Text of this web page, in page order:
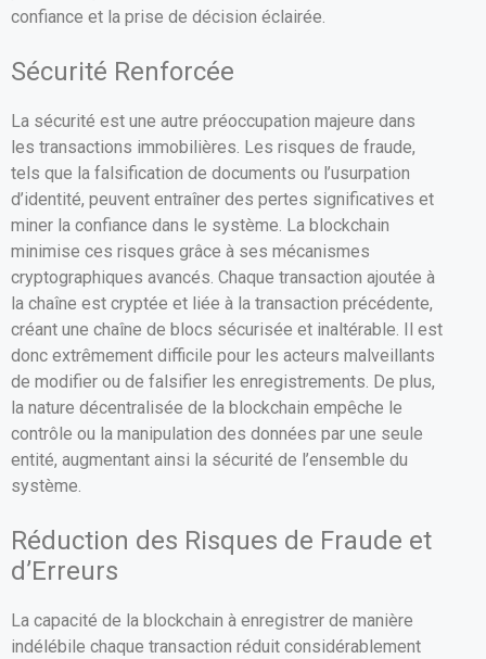
confiance et la prise de décision éclairée.
Sécurité Renforcée
La sécurité est une autre préoccupation majeure dans
les transactions immobilières. Les risques de fraude,
tels que la falsification de documents ou l’usurpation
d’identité, peuvent entraîner des pertes significatives et
miner la confiance dans le système. La blockchain
minimise ces risques grâce à ses mécanismes
cryptographiques avancés. Chaque transaction ajoutée à
la chaîne est cryptée et liée à la transaction précédente,
créant une chaîne de blocs sécurisée et inaltérable. Il est
donc extrêmement difficile pour les acteurs malveillants
de modifier ou de falsifier les enregistrements. De plus,
la nature décentralisée de la blockchain empêche le
contrôle ou la manipulation des données par une seule
entité, augmentant ainsi la sécurité de l’ensemble du
système.
Réduction des Risques de Fraude et
d’Erreurs
La capacité de la blockchain à enregistrer de manière
indélébile chaque transaction réduit considérablement